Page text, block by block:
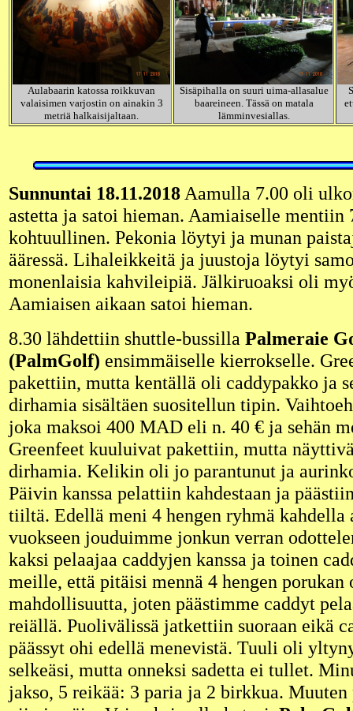
Aulabaarin katossa roikkuvan
valaisimen varjostin on ainakin 3
metriä halkaisijaltaan.
Sisäpihalla on suuri uima-allasalue
baareineen. Tässä on matala
lämminvesiallas.
Sunnuntai 18.11.2018Aamulla 7.00 oli
astetta ja satoi hieman. Aamiaiselle mentiin
kohtuullinen. Pekonia löytyi ja munan
ääressä. Lihaleikkeitä ja juustoja löytyi
monenlaisia kahvileipiä. Jälkiruoaksi oli
Aamiaisen aikaan satoi hieman.
8.30 lähdettiin shuttle-bussilla Palmeraie
(PalmGolf) ensimmäiselle kierrokselle.
pakettiin, mutta kentällä oli caddypakko ja
dirhamia sisältäen suositellun tipin.
joka maksoi 400 MAD eli n. 40 € ja sehän
Greenfeet kuuluivat pakettiin, mutta
dirhamia. Kelikin oli jo parantunut ja
Päivin kanssa pelattiin kahdestaan ja
tiiltä. Edellä meni 4 hengen ryhmä kahdella
vuokseen jouduimme jonkun verran
kaksi pelaajaa caddyjen kanssa ja toinen
meille, että pitäisi mennä 4 hengen
mahdollisuutta, joten päästimme caddyt
reiällä. Puolivälissä jatkettiin suoraan eikä
päässyt ohi edellä menevistä. Tuuli oli
selkeäsi, mutta onneksi sadetta ei tullet.
jakso, 5 reikää: 3 paria ja 2 birkkua.